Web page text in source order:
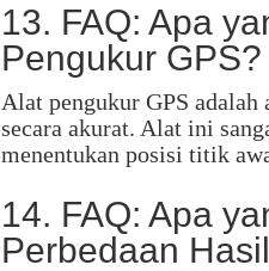
13. FAQ: Apa
Pengukur GPS?
Alat pengukur GPS
secara akurat. Alat ini
menentukan posisi titik
14. FAQ: Apa
Perbedaan